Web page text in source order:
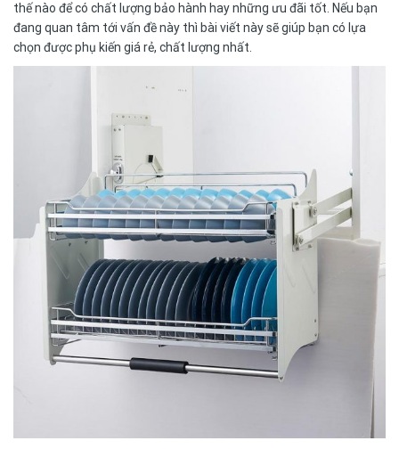
thế nào để có chất lượng bảo hành hay những ưu đãi tốt. Nếu bạn
đang quan tâm tới vấn đề này thì bài viết này sẽ giúp bạn có lựa
chọn được phụ kiến giá rẻ, chất lượng nhất.